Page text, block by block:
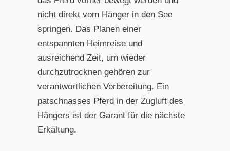
nicht direkt vom Hänger in den See
springen. Das Planen einer
entspannten Heimreise und
ausreichend Zeit, um wieder
durchzutrocknen gehören zur
verantwortlichen Vorbereitung. Ein
patschnasses Pferd in der Zugluft des
Hängers ist der Garant für die nächste
Erkältung.